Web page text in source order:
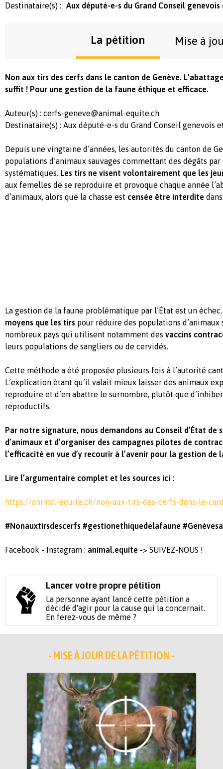
Destinataire(s) :
Aux député-e-s du Grand Conseil genevois
La pétition Mise à
Non aux tirs des cerfs dans le canton de Genève.
suffit ! Pour une gestion de la faune éthique et efficace.
Auteur(s) : cerfs-geneve@animal-equite.ch
Destinataire(s) : Aux député-e-s du Grand Conseil genevois
Depuis une vingtaine d’années, les autorités du canton de
populations d’animaux sauvages commettant des dégâts par
systématiques. Les tirs ne visent volontairement que les
aux femelles de se reproduire et provoque chaque année
d’animaux, alors que la chasse est censée être interdite
La gestion de la faune problématique par l’État est un échec.
moyens que les tirs pour réduire des populations d’animaux
nombreux pays qui utilisent notamment des vaccins
leurs populations de sangliers ou de cervidés.
Cette méthode a été proposée plusieurs fois à l’autorité
L’explication étant qu’il valait mieux laisser des animaux
reproduire et d’en abattre le surnombre, plutôt que
reproductifs.
Par notre signature, nous demandons au Conseil d’État de
d’animaux et d’organiser des campagnes pilotes de
l’efficacité en vue d’y recourir à l’avenir pour la gestion de
Lire l’argumentaire complet et les sources ici :
https://animal-equite.ch/non-aux-tirs-des-cerfs-dans-le-
#Nonauxtirsdescerfs #gestionethiquedelafaune
Facebook - Instagram : animal.equite -> SUIVEZ-NOUS !
Lancer votre propre pétition
La personne ayant lancé cette pétition a
décidé d'agir pour la cause qui la concernait.
En ferez-vous de même ?
- MISE À JOUR DE LA PÉTITION -